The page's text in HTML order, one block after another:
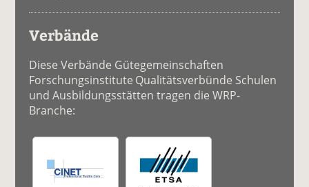
Verbände
Diese Verbände Gütegemeinschaften
Forschungsinstitute Qualitätsverbünde Schulen
und Ausbildungsstätten tragen die WRP-
Branche: